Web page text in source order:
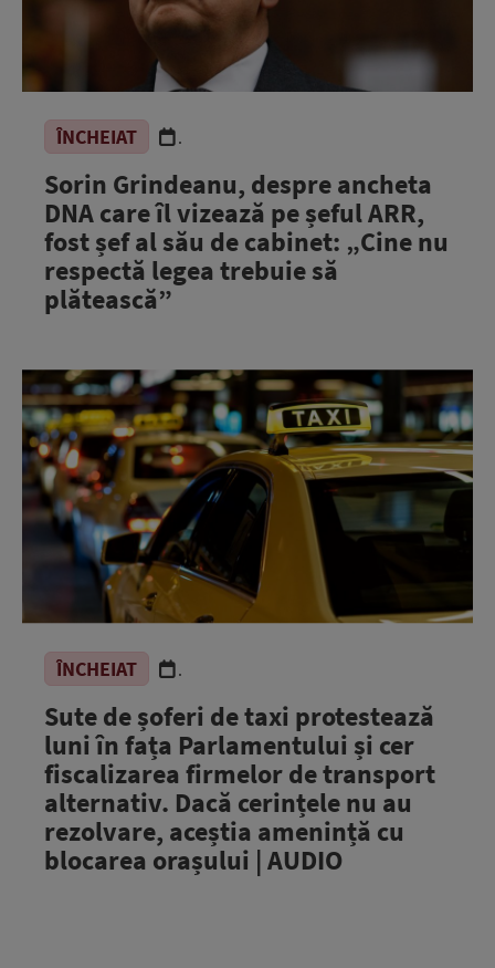
ÎNCHEIAT .
Sorin Grindeanu, despre ancheta
DNA care îl vizează pe șeful ARR,
fost șef al său de cabinet: „Cine nu
respectă legea trebuie să
plătească”
ÎNCHEIAT .
Sute de șoferi de taxi protestează
luni în fața Parlamentului și cer
fiscalizarea firmelor de transport
alternativ. Dacă cerințele nu au
rezolvare, aceștia amenință cu
blocarea orașului | AUDIO